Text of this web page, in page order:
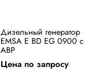
Дизельный генератор
EMSA E BD EG 0900 с
АВР
Цена по запросу